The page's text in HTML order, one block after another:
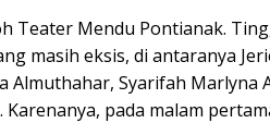
Teater Mendu Pontianak.
masih eksis, di antaranya
Almuthahar, Syarifah Marlyna
pada malam